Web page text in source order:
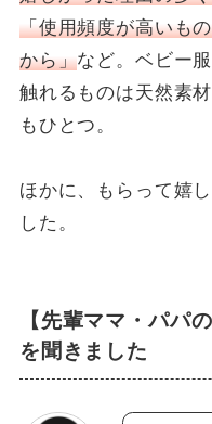
「使用頻度が高いも
から」など。ベビー
触れるものは天然素
もひとつ。
ほかに、もらって嬉
した。
【先輩ママ・パパ
を聞きました